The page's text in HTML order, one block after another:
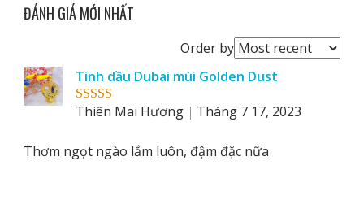
ĐÁNH GIÁ MỚI NHẤT
Order byOrder
by
Rated5 out
Tinh dầu Dubai mùi Golden Dust
Thiên Mai Hương
Tháng 7 17, 2023
Thơm ngọt ngào lắm luôn, đậm đặc nữa